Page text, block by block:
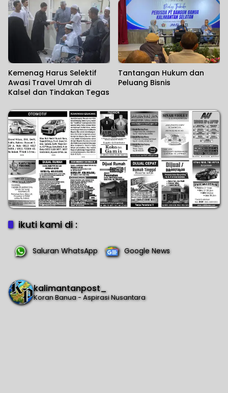
Kemenag Harus Selektif
Awasi Travel Umrah di
Kalsel dan Tindakan Tegas
Tantangan Hukum dan
Peluang Bisnis
ikuti kami di :
Saluran WhatsApp Google News
kalimantanpost_
Koran Banua - Aspirasi Nusantara